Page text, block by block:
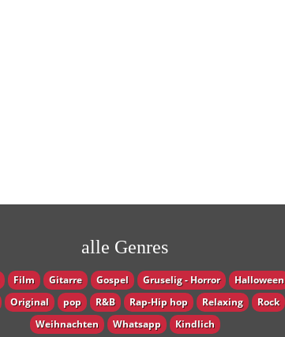
alle Genres
Film Gitarre Gospel Gruselig - Horror Halloween
Original pop R&B Rap-Hip hop Relaxing Rock
Weihnachten
Whatsapp Кindlich